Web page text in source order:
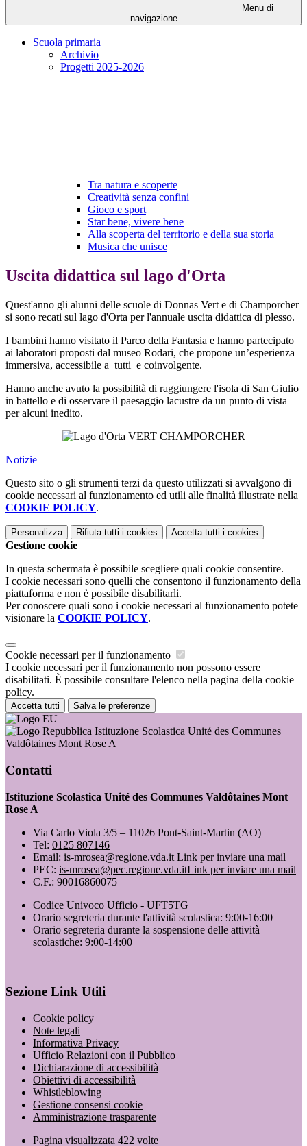
Menu di
navigazione
Scuola primaria
Archivio
Progetti 2025-2026
Tra natura e scoperte
Creatività senza confini
Gioco e sport
Star bene, vivere bene
Alla scoperta del territorio e della sua storia
Musica che unisce
Uscita didattica sul lago d'Orta
Quest'anno gli alunni delle scuole di Donnas Vert e di Champorcher
si sono recati sul lago d'Orta per l'annuale uscita didattica di plesso.
I bambini hanno visitato il Parco della Fantasia e hanno partecipato
ai laboratori proposti dal museo Rodari, che propone un’esperienza
immersiva, accessibile a tutti e coinvolgente.
Hanno anche avuto la possibilità di raggiungere l'isola di San Giulio
in battello e di osservare il paesaggio lacustre da un punto di vista
per alcuni inedito.
Notizie
Questo sito o gli strumenti terzi da questo utilizzati si avvalgono di
cookie necessari al funzionamento ed utili alle finalità illustrate nella
COOKIE POLICY.
Personalizza Rifiuta tutti i cookies Accetta tutti i cookies
Gestione cookie
In questa schermata è possibile scegliere quali cookie consentire.
I cookie necessari sono quelli che consentono il funzionamento della
piattaforma e non è possibile disabilitarli.
Per conoscere quali sono i cookie necessari al funzionamento potete
visionare la COOKIE POLICY.
Cookie necessari per il funzionamento
I cookie necessari per il funzionamento non possono essere
disabilitati. È possibile consultare l'elenco nella pagina della cookie
policy.
Accetta tutti Salva le preferenze
Istituzione Scolastica Unité des Communes
Valdôtaines Mont Rose A
Contatti
Istituzione Scolastica Unité des Communes Valdôtaines Mont
Rose A
Via Carlo Viola 3/5 – 11026 Pont-Saint-Martin (AO)
Tel: 0125 807146
Email: is-mrosea@regione.vda.it Link per inviare una mail
PEC: is-mrosea@pec.regione.vda.itLink per inviare una mail
C.F.: 90016860075
Codice Univoco Ufficio - UFT5TG
Orario segreteria durante l'attività scolastica: 9:00-16:00
Orario segreteria durante la sospensione delle attività
scolastiche: 9:00-14:00
Sezione Link Utili
Cookie policy
Note legali
Informativa Privacy
Ufficio Relazioni con il Pubblico
Dichiarazione di accessibilità
Obiettivi di accessibilità
Whistleblowing
Gestione consensi cookie
Amministrazione trasparente
Pagina visualizzata 422 volte